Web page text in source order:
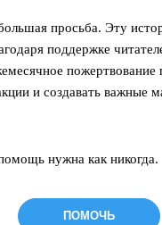
просьба. Эту
поддержке
пожертвование
и создавать важные
нужна как никогда.
ПОМОЧЬ